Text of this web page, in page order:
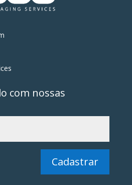
com nossas
Cadastrar